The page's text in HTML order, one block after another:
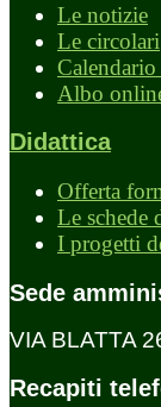
Le notizie
Le circolari
Albo
Didattica
Offerta
Le schede
I progetti
Sede
VIA BLATTA
Recapiti